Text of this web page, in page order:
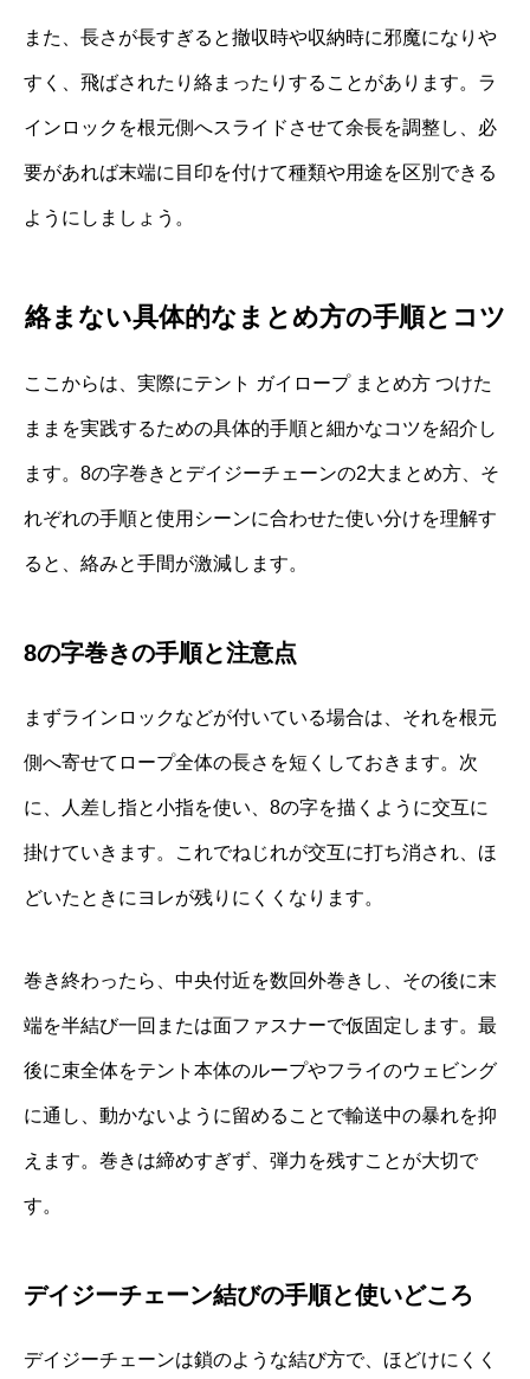
また、長さが長すぎると撤収時や収納時に邪魔になりや
すく、飛ばされたり絡まったりすることがあります。ラ
インロックを根元側へスライドさせて余長を調整し、必
要があれば末端に目印を付けて種類や用途を区別できる
ようにしましょう。
絡まない具体的なまとめ方の手順とコツ
ここからは、実際にテント ガイロープ まとめ方 つけた
ままを実践するための具体的手順と細かなコツを紹介し
ます。8の字巻きとデイジーチェーンの2大まとめ方、そ
れぞれの手順と使用シーンに合わせた使い分けを理解す
ると、絡みと手間が激減します。
8の字巻きの手順と注意点
まずラインロックなどが付いている場合は、それを根元
側へ寄せてロープ全体の長さを短くしておきます。次
に、人差し指と小指を使い、8の字を描くように交互に
掛けていきます。これでねじれが交互に打ち消され、ほ
どいたときにヨレが残りにくくなります。
巻き終わったら、中央付近を数回外巻きし、その後に末
端を半結び一回または面ファスナーで仮固定します。最
後に束全体をテント本体のループやフライのウェビング
に通し、動かないように留めることで輸送中の暴れを抑
えます。巻きは締めすぎず、弾力を残すことが大切で
す。
デイジーチェーン結びの手順と使いどころ
デイジーチェーンは鎖のような結び方で、ほどけにくく